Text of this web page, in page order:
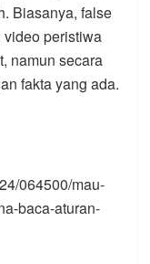
Biasanya, false
video peristiwa
namun secara
fakta yang ada.
064500/mau-
baca-aturan-